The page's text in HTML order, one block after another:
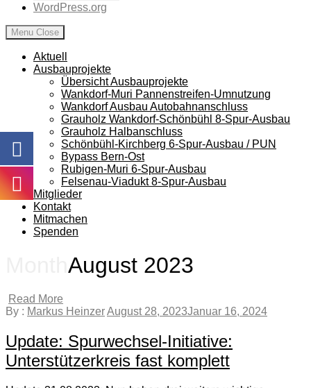
WordPress.org
Menu Close
Aktuell
Ausbauprojekte
Übersicht Ausbauprojekte
Wankdorf-Muri Pannenstreifen-Umnutzung
Wankdorf Ausbau Autobahnanschluss
Grauholz Wankdorf-Schönbühl 8-Spur-Ausbau
Grauholz Halbanschluss
Schönbühl-Kirchberg 6-Spur-Ausbau / PUN
Bypass Bern-Ost
Rubigen-Muri 6-Spur-Ausbau
Felsenau-Viadukt 8-Spur-Ausbau
Mitglieder
Kontakt
Mitmachen
Spenden
August 2023
Read More
By : Markus HeinzerAugust 28, 2023Januar 16, 2024
Update: Spurwechsel-Initiative:
Unterstützerkreis fast komplett